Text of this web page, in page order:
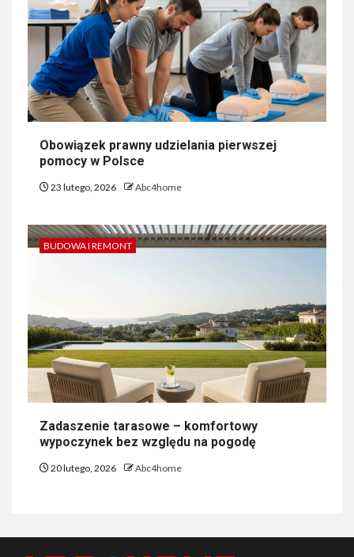
Obowiązek prawny udzielania pierwszej
pomocy w Polsce
23 lutego, 2026 Abc4home
BUDOWA I REMONT
Zadaszenie tarasowe – komfortowy
wypoczynek bez względu na pogodę
20 lutego, 2026 Abc4home